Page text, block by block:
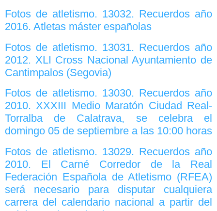
Fotos de atletismo. 13032. Recuerdos año
2016. Atletas máster españolas
Fotos de atletismo. 13031. Recuerdos año
2012. XLI Cross Nacional Ayuntamiento de
Cantimpalos (Segovia)
Fotos de atletismo. 13030. Recuerdos año
2010. XXXIII Medio Maratón Ciudad Real-
Torralba de Calatrava, se celebra el
domingo 05 de septiembre a las 10:00 horas
Fotos de atletismo. 13029. Recuerdos año
2010. El Carné Corredor de la Real
Federación Española de Atletismo (RFEA)
será necesario para disputar cualquiera
carrera del calendario nacional a partir del